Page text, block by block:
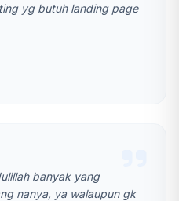
yg butuh landing page
banyak yang
nanya, ya walaupun gk